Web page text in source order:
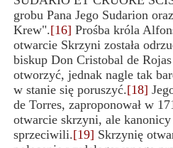
grobu Pana Jego Sudarion
Krew".[16] Prośba króla
otwarcie Skrzyni została
biskup Don Cristobal de
otworzyć, jednak nagle tak
w stanie się poruszyć.[18]
de Torres, zaproponował w
otwarcie skrzyni, ale
sprzeciwili.[19] Skrzynię